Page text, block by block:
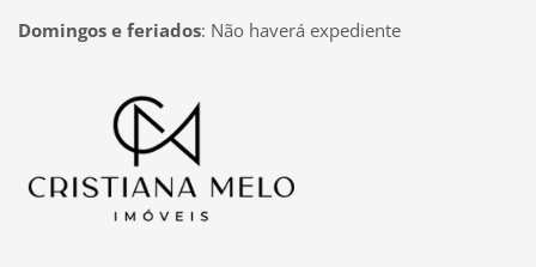
Domingos e feriados: Não haverá expediente
Página inicial